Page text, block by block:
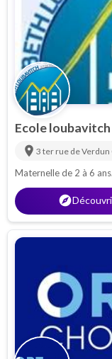
Ecole loubavitch
location_on 3 ter rue de Verdun
Maternelle de 2 à 6
explorer